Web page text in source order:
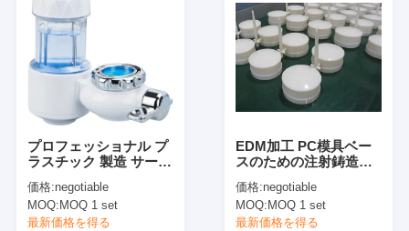
プロフェッショナル プ
ラスチック 製造 サービ
と CNC 加工
価格:negotiable
MOQ:MOQ 1 set
最新価格を得る
EDM加工 PC模具ベー
スのための注射鋳造サ
価格:negotiable
MOQ:MOQ 1 set
最新価格を得る